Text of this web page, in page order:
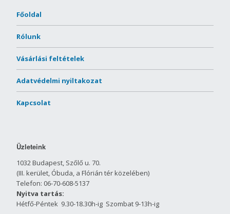
Főoldal
Rólunk
Vásárlási feltételek
Adatvédelmi nyiltakozat
Kapcsolat
Üzleteink
1032 Budapest, Szőlő u. 70.
(III. kerület, Óbuda, a Flórián tér közelében)
Telefon: 06-70-608-5137
Nyitva tartás:
Hétfő-Péntek 9.30-18.30h-ig Szombat 9-13h-ig